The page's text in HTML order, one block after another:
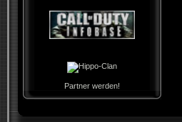
Partner werden!